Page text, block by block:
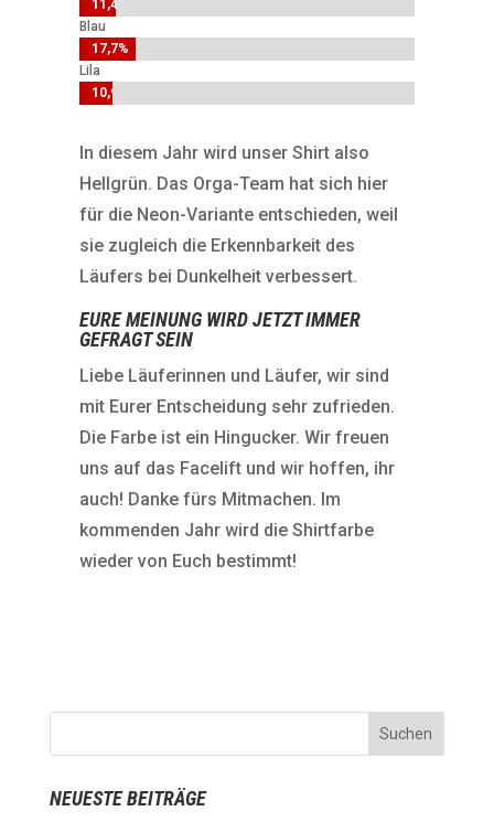
11,4%
11,4%
Blau
17,7%
17,7%
Lila
10,9%
10,9%
In diesem Jahr wird unser Shirt also
Hellgrün. Das Orga-Team hat sich hier
für die Neon-Variante entschieden, weil
sie zugleich die Erkennbarkeit des
Läufers bei Dunkelheit verbessert.
EURE MEINUNG WIRD JETZT IMMER
GEFRAGT SEIN
Liebe Läuferinnen und Läufer, wir sind
mit Eurer Entscheidung sehr zufrieden.
Die Farbe ist ein Hingucker. Wir freuen
uns auf das Facelift und wir hoffen, ihr
auch! Danke fürs Mitmachen. Im
kommenden Jahr wird die Shirtfarbe
wieder von Euch bestimmt!
NEUESTE BEITRÄGE